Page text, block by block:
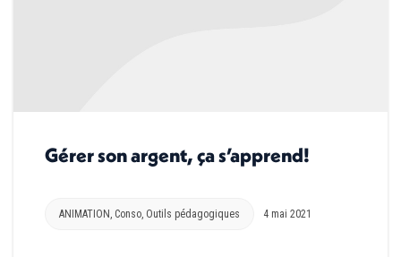
Gérer son argent, ça s’apprend!
ANIMATION , Conso, Outils pédagogiques 4 mai 2021